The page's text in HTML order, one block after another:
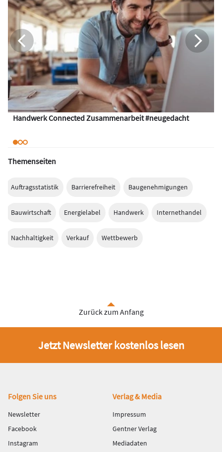
Handwerk Connected Zusammenarbeit #neugedacht
Themenseiten
Auftragsstatistik Barrierefreiheit Baugenehmigungen
Bauwirtschaft Energielabel Handwerk Internethandel
Nachhaltigkeit Verkauf Wettbewerb
Zurück zum Anfang
Jetzt Newsletter kostenlos lesen
Fußbereich
Folgen Sie uns
Newsletter
Facebook
Instagram
Verlag & Media
Impressum
Gentner Verlag
Mediadaten